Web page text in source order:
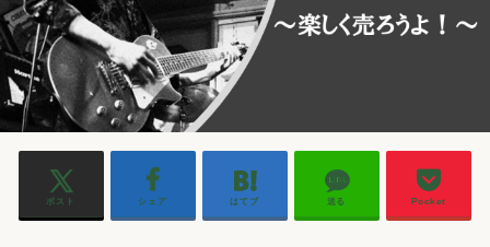
ポスト シェア はてブ 送る Pocket